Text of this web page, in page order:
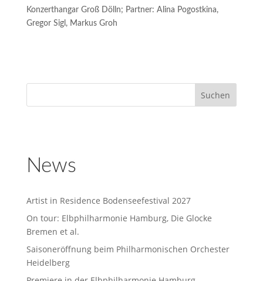
Konzerthangar Groß Dölln; Partner: Alina Pogostkina,
Gregor Sigl, Markus Groh
News
Artist in Residence Bodenseefestival 2027
On tour: Elbphilharmonie Hamburg, Die Glocke
Bremen et al.
Saisoneröffnung beim Philharmonischen Orchester
Heidelberg